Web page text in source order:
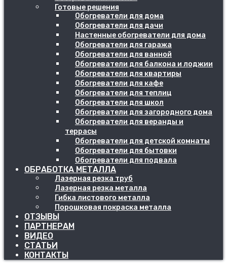
Готовые решения
Обогреватели для дома
Обогреватели для дачи
Настенные обогреватели для дома
Обогреватели для гаража
Обогреватели для ванной
Обогреватели для балкона и лоджии
Обогреватели для квартиры
Обогреватели для кафе
Обогреватели для теплиц
Обогреватели для школ
Обогреватели для загородного дома
Обогреватели для веранды и
террасы
Обогреватели для детской комнаты
Обогреватели для бытовки
Обогреватели для подвала
ОБРАБОТКА МЕТАЛЛА
Лазерная резка труб
Лазерная резка металла
Гибка листового металла
Порошковая покраска металла
ОТЗЫВЫ
ПАРТНЕРАМ
ВИДЕО
СТАТЬИ
КОНТАКТЫ